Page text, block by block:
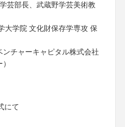
芸部長、武蔵野学芸美術教
大学院 文化財保存学専攻 保
チャーキャピタル株式会社
にて